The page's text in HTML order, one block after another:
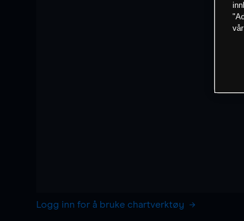
Logg inn for å bruke chartverktøy
vår